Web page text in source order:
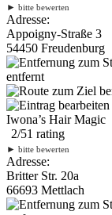
► bitte bewerten
Adresse:
Appoigny-Straße 3
54450 Freudenburg
entfernt
Iwona’s Hair Magic
2/51 rating
► bitte bewerten
Adresse:
Britter Str. 20a
66693 Mettlach